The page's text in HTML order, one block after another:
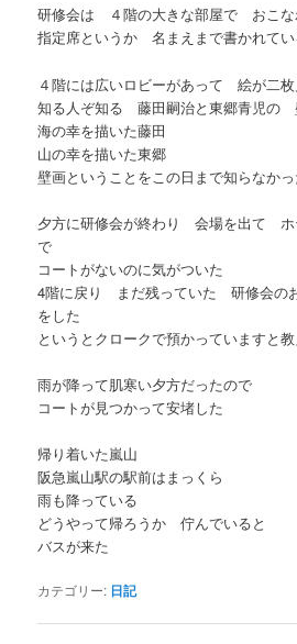
研修会は ４階の大きな部屋で おこな
指定席というか 名まえまで書かれてい
４階には広いロビーがあって 絵が二
知る人ぞ知る 藤田嗣治と東郷青児の
海の幸を描いた藤田
山の幸を描いた東郷
壁画ということをこの日まで知らなか
夕方に研修会が終わり 会場を出て ホ
で
コートがないのに気がついた
4階に戻り まだ残っていた 研修会の
をした
というとクロークで預かっていますと
雨が降って肌寒い夕方だったので
コートが見つかって安堵した
帰り着いた嵐山
阪急嵐山駅の駅前はまっくら
雨も降っている
どうやって帰ろうか 佇んでいると
バスが来た
カテゴリー: 日記